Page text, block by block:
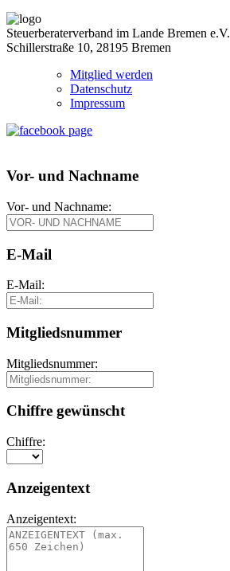
Steuerberaterverband im Lande Bremen e.V.
Schillerstraße 10, 28195 Bremen
Mitglied werden
Datenschutz
Impressum
Vor- und Nachname
Vor- und Nachname:
E-Mail
E-Mail:
Mitgliedsnummer
Mitgliedsnummer:
Chiffre gewünscht
Chiffre:
Anzeigentext
Anzeigentext: